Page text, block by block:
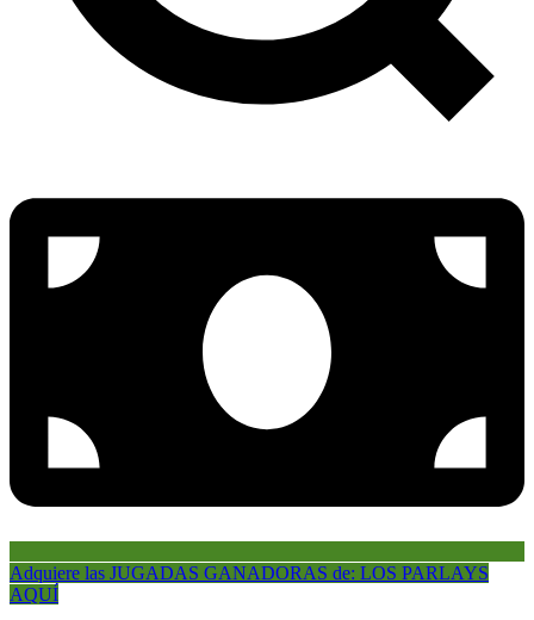
Adquiere las JUGADAS GANADORAS de: LOS PARLAYS
AQUÍ